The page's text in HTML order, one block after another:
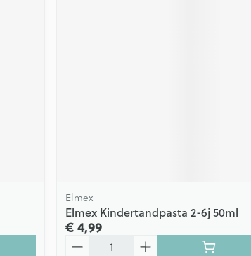
Elmex
Elmex Kindertandpasta 2-6j 50ml
€ 4,99